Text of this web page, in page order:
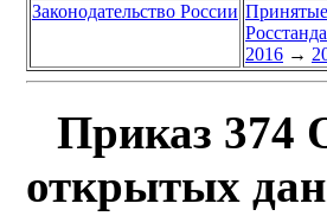
Законодательство России
2016 →
Приказ 374
открытых